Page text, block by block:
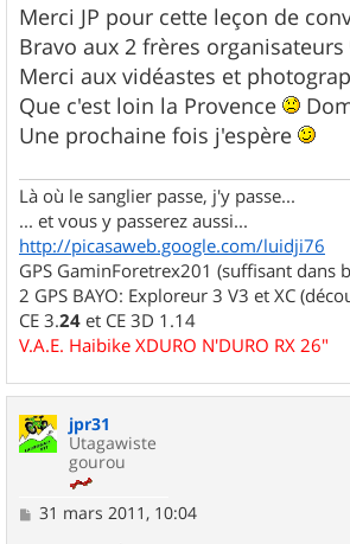
s
s
a
g
e
Merci JP pour cette leçon de
Bravo aux 2 frères organisateurs
Merci aux vidéastes et
Que c'est loin la Provence
Une prochaine fois j'espère
Là où le sanglier passe, j'y passe...
... et vous y passerez aussi...
http://picasaweb.google.com/luidji76
GPS GaminForetrex201 (suffisant dans
2 GPS BAYO: Exploreur 3 V3 et XC
CE 3.24 et CE 3D 1.14
V.A.E. Haibike XDURO N'DURO RX 26"
jpr31
Utagawiste
gourou
M
31 mars 2011, 10:04